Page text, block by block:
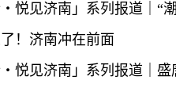
南消费季暨“泉城焕新 购...
・悦见济南」系列报道｜“
！济南冲在前面
・悦见济南」系列报道｜